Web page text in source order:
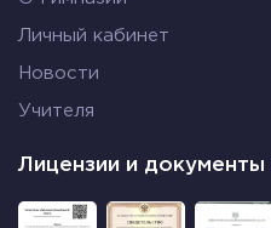
Личный кабинет
Новости
Учителя
Лицензии и документы